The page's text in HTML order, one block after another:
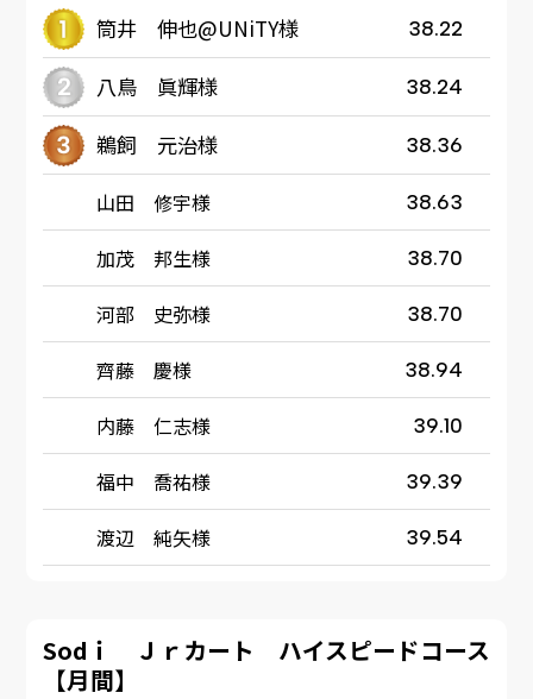
筒井 伸也@UNiTY様 38.22
八鳥 眞輝様 38.24
鵜飼 元治様 38.36
山田 修宇様 38.63
加茂 邦生様 38.70
河部 史弥様 38.70
齊藤 慶様 38.94
内藤 仁志様 39.10
福中 喬祐様 39.39
渡辺 純矢様 39.54
Sodｉ Ｊｒカート ハイスピードコース
【月間】